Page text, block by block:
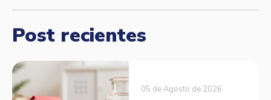
Post recientes
05 de Agosto de 2026